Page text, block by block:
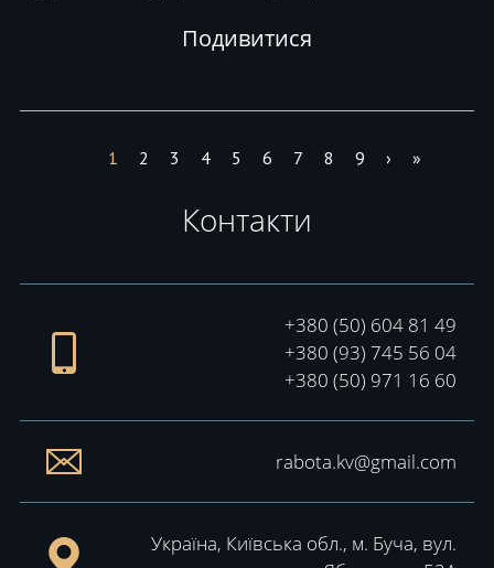
Подивитися
1 2 3 4 5 6 7 8 9 › »
Контакти
+380 (50) 604 81 49
+380 (93) 745 56 04
+380 (50) 971 16 60
rabota.kv@gmail.com
Україна, Київська обл., м. Буча, вул.